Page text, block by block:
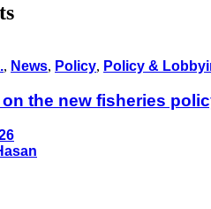
, News, Policy, Policy &
the new fisheries